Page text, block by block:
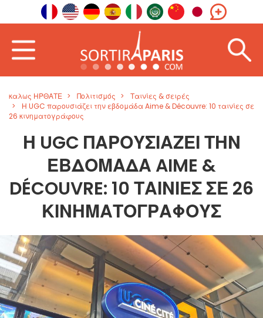
καλως ΗΡΘΑΤΕ Πολιτισμός
Ταινίες & σειρές
Η UGC παρουσιάζει την εβδομάδα Aime & Découvre: 10 ταινίες σε
26 κινηματογράφους
Η UGC ΠΑΡΟΥΣΙΆΖΕΙ ΤΗΝ
ΕΒΔΟΜΆΔΑ AIME &
DÉCOUVRE: 10 ΤΑΙΝΊΕΣ ΣΕ 26
ΚΙΝΗΜΑΤΟΓΡΆΦΟΥΣ